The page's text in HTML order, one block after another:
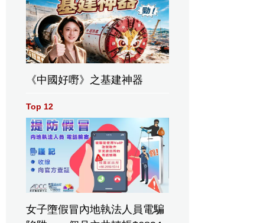
《中國好嘢》之基建神器
Top 12
女子墮假冒內地執法人員電騙